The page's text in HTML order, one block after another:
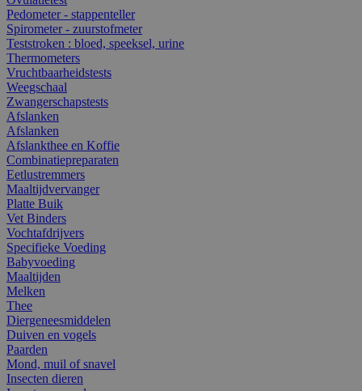
Pedometer - stappenteller
Spirometer - zuurstofmeter
Teststroken : bloed, speeksel, urine
Thermometers
Vruchtbaarheidstests
Weegschaal
Zwangerschapstests
Afslanken
Afslanken
Afslankthee en Koffie
Combinatiepreparaten
Eetlustremmers
Maaltijdvervanger
Platte Buik
Vet Binders
Vochtafdrijvers
Specifieke Voeding
Babyvoeding
Maaltijden
Melken
Thee
Diergeneesmiddelen
Duiven en vogels
Paarden
Mond, muil of snavel
Insecten dieren